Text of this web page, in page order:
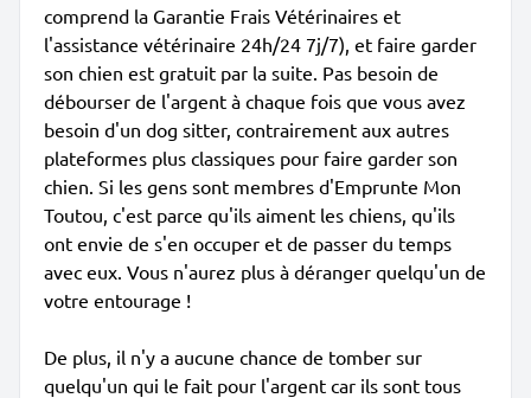
comprend la Garantie Frais Vétérinaires et
l'assistance vétérinaire 24h/24 7j/7), et faire garder
son chien est gratuit par la suite. Pas besoin de
débourser de l'argent à chaque fois que vous avez
besoin d'un dog sitter, contrairement aux autres
plateformes plus classiques pour faire garder son
chien. Si les gens sont membres d'Emprunte Mon
Toutou, c'est parce qu'ils aiment les chiens, qu'ils
ont envie de s'en occuper et de passer du temps
avec eux. Vous n'aurez plus à déranger quelqu'un de
votre entourage !
De plus, il n'y a aucune chance de tomber sur
quelqu'un qui le fait pour l'argent car ils sont tous